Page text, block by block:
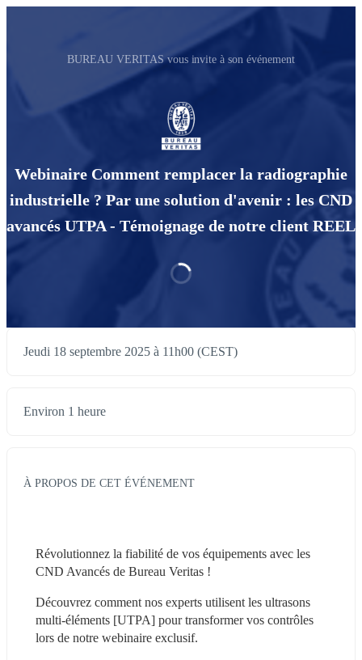
BUREAU VERITAS vous invite à son événement
Webinaire Comment remplacer la radiographie
industrielle ? Par une solution d'avenir : les CND
avancés UTPA - Témoignage de notre client REEL
Jeudi 18 septembre 2025 à 11h00 (CEST)
Environ 1 heure
À PROPOS DE CET ÉVÉNEMENT
Révolutionnez la fiabilité de vos équipements avec les
CND Avancés de Bureau Veritas !
Découvrez comment nos experts utilisent les ultrasons
multi-éléments [UTPA] pour transformer vos contrôles
lors de notre webinaire exclusif.